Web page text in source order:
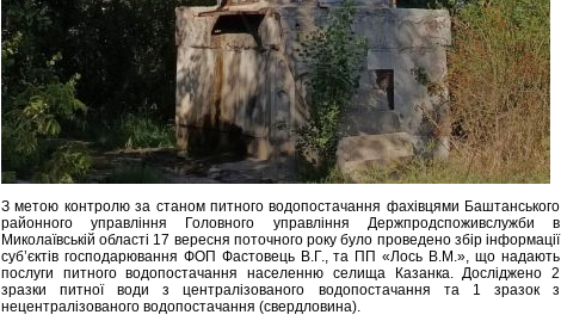
З метою контролю за станом питного водопостачання фахівцями Баштанського
районного управління Головного управління Держпродспоживслужби в
Миколаївській області 17 вересня поточного року було проведено збір інформації
суб’єктів господарювання ФОП Фастовець В.Г., та ПП «Лось В.М.», що надають
послуги питного водопостачання населенню селища Казанка. Досліджено 2
зразки питної води з централізованого водопостачання та 1 зразок з
нецентралізованого водопостачання (свердловина).